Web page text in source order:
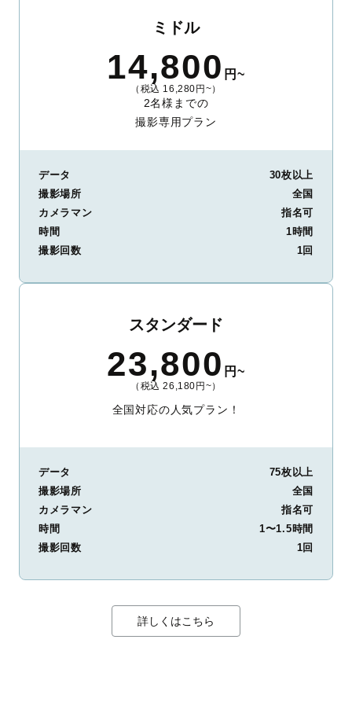
ミドル
14,800 円~
（税込 16,280円~）
2名様までの
撮影専用プラン
データ
30枚以上
撮影場所
全国
カメラマン
指名可
時間
1時間
撮影回数
1回
スタンダード
23,800 円~
（税込 26,180円~）
全国対応の人気プラン！
データ
75枚以上
撮影場所
全国
カメラマン
指名可
時間
1〜1.5時間
撮影回数
1回
詳しくはこちら